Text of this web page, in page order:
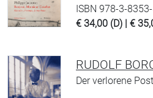
ISBN 978-3-
€ 34,00 (D) | €
RUDOLF
Der verlorene